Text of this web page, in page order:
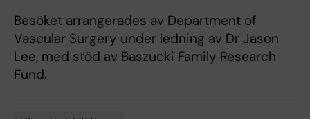
Besöket arrangerades av Department of
Vascular Surgery under ledning av Dr Jason
Lee, med stöd av Baszucki Family Research
Fund.